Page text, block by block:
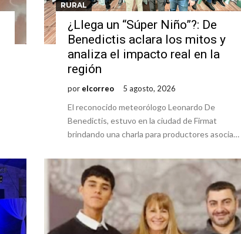
RURAL
¿Llega un “Súper Niño”?: De
Benedictis aclara los mitos y
analiza el impacto real en la
región
por elcorreo 5 agosto, 2026
El reconocido meteorólogo Leonardo De
Benedictis, estuvo en la ciudad de Firmat
brindando una charla para productores asocia…